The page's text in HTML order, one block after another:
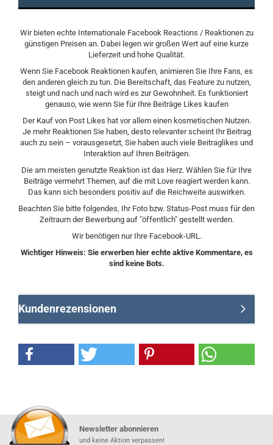
Wir bieten echte Internationale Facebook Reactions / Reaktionen zu
günstigen Preisen an. Dabei legen wir großen Wert auf eine kurze
Lieferzeit und hohe Qualität.
Wenn Sie Facebook Reaktionen kaufen, animieren Sie Ihre Fans, es
den anderen gleich zu tun. Die Bereitschaft, das Feature zu nutzen,
steigt und nach und nach wird es zur Gewohnheit. Es funktioniert
genauso, wie wenn Sie für Ihre Beiträge Likes kaufen
Der Kauf von Post Likes hat vor allem einen kosmetischen Nutzen.
Je mehr Reaktionen Sie haben, desto relevanter scheint Ihr Beitrag
auch zu sein – vorausgesetzt, Sie haben auch viele Beitraglikes und
Interaktion auf Ihren Beiträgen.
Die am meisten genutzte Reaktion ist das Herz. Wählen Sie für Ihre
Beiträge vermehrt Themen, auf die mit Love reagiert werden kann.
Das kann sich besonders positiv auf die Reichweite auswirken.
Beachten Sie bitte folgendes, Ihr Foto bzw. Status-Post muss für den
Zeitraum der Bewerbung auf "öffentlich" gestellt werden.
Wir benötigen nur Ihre Facebook-URL.
Wichtiger Hinweis: Sie erwerben hier echte aktive Kommentare, es
sind keine Bots.
Kundenrezensionen
Newsletter abonnieren
und keine Aktion verpassen!